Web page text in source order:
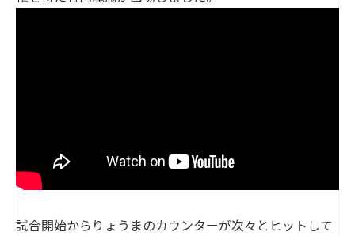
試合開始からりょうまのカウンターが次々とヒットして